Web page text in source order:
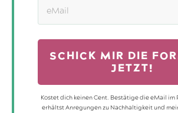
SCHICK MIR DIE
JETZT!
Kostet dich keinen Cent. Bestätige die eMail im
erhältst Anregungen zu Nachhaltigkeit und